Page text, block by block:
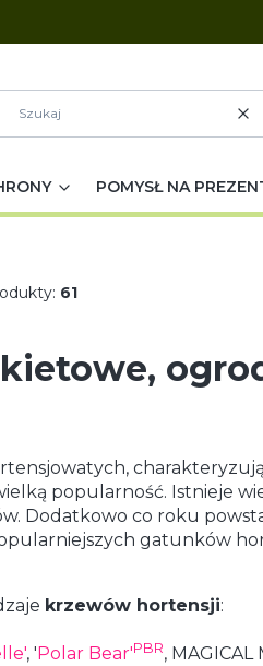
POMYSŁ NA
61
popularność. Istnieje
Dodatkowo co roku
gatunków
krzewów hortensji:
, ' Polar Bear'PBR,